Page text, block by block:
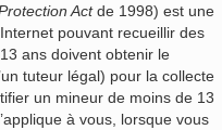
Actde 1998) est une
pouvant recueillir des
ans doivent obtenir le
tuteur légal) pour la collecte
un mineur de moins de 13
à vous, lorsque vous